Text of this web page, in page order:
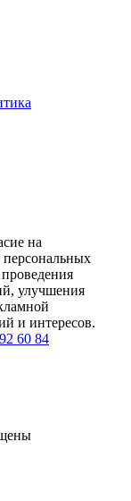
на
персональных
улучшения
и интересов.
60 84